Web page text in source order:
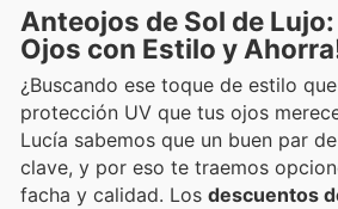
Anteojos de Sol de
Ojos con Estilo y
¿Buscando ese toque de estilo
protección UV que tus ojos
Lucía sabemos que un buen par
clave, y por eso te traemos
facha y calidad. Los descuentos